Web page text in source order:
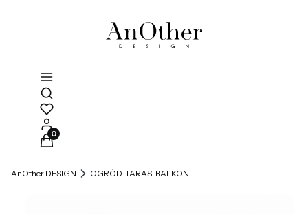
Otwórz wyszukiwarkę
Produkty w koszyku: 0. Zobacz szczegóły
AnOther DESIGN OGRÓD-TARAS-BALKON